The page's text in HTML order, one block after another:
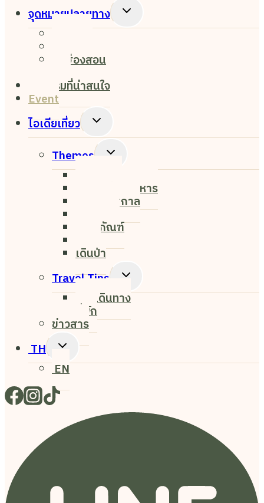
จุดหมายปลายทาง Toggle
Menu
แม่ฮ่องสอน
กิจกรรมที่น่าสนใจ
Event
ไอเดียเที่ยว
Toggle
Menu
Themes Toggle
ค่าเฟ่&ร้านอาหาร
งาน&เทศกาล
พิพิธภัณฑ์
เดินป่า
Travel Tips
Toggle
Menu
การเดินทาง
ที่พัก
ข่าวสาร
TH
Toggle
Menu
EN